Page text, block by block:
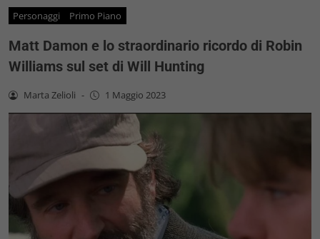
Personaggi Primo Piano
Matt Damon e lo straordinario ricordo di Robin
Williams sul set di Will Hunting
Marta Zelioli - 1 Maggio 2023